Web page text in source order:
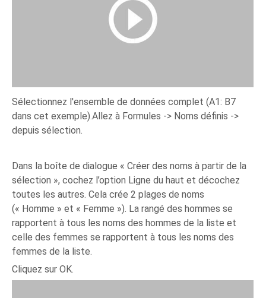
Sélectionnez l'ensemble de données complet (A1: B7
dans cet exemple).Allez à Formules -> Noms définis ->
depuis sélection.
Dans la boîte de dialogue « Créer des noms à partir de la
sélection », cochez l’option Ligne du haut et décochez
toutes les autres. Cela crée 2 plages de noms
(« Homme » et « Femme »). La rangé des hommes se
rapportent à tous les noms des hommes de la liste et
celle des femmes se rapportent à tous les noms des
femmes de la liste.
Cliquez sur OK.